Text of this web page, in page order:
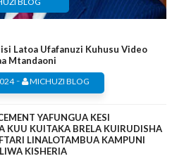
Latoa Ufafanuzi Kuhusu Video
Mtandaoni
- MICHUZI BLOG
YAFUNGUA KESI
KUU KUITAKA BRELA KUIRUDISHA
LINALOTAMBUA KAMPUNI
KISHERIA